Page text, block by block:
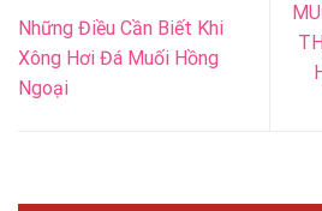
Những Điều Cần Biết Khi
Xông Hơi Đá Muối Hồng
Ngoại